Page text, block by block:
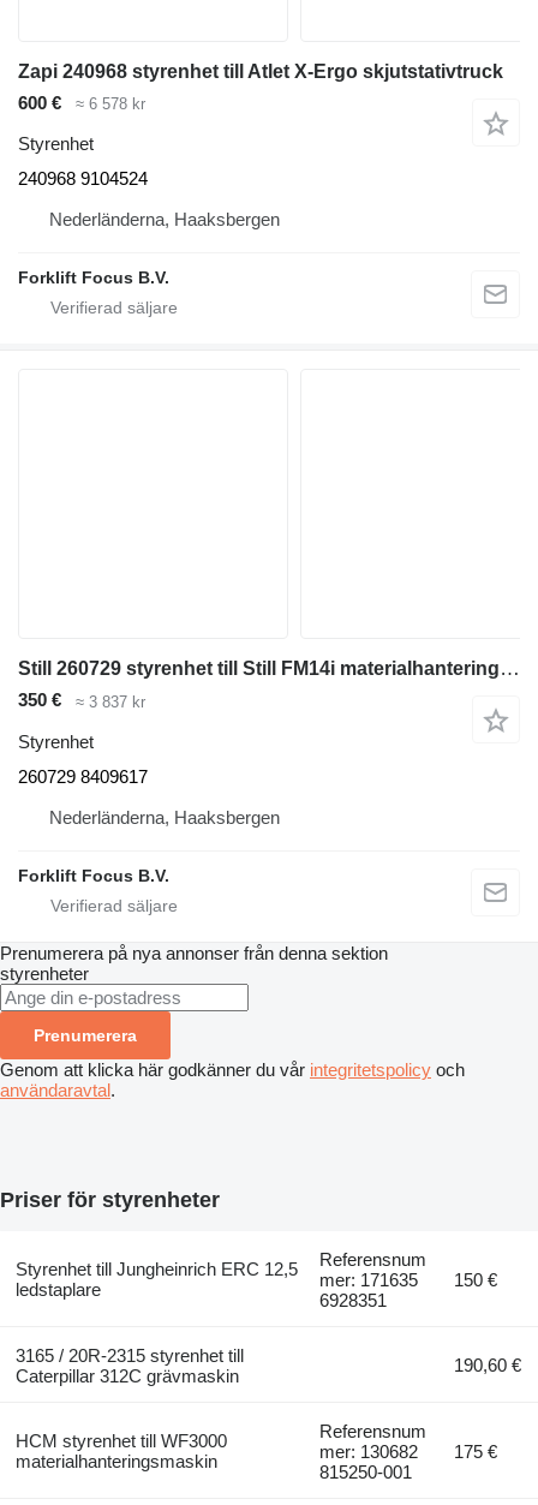
Zapi 240968 styrenhet till Atlet X-Ergo skjutstativtruck
600 €
≈ 6 578 kr
Styrenhet
240968 9104524
Nederländerna, Haaksbergen
Forklift Focus B.V.
Still 260729 styrenhet till Still FM14i materialhanteringsmaskin
350 € ≈ 3 837 kr
Styrenhet
260729 8409617
Nederländerna, Haaksbergen
Forklift Focus B.V.
Prenumerera på nya annonser från denna sektion
styrenheter
Prenumerera
Genom att klicka här godkänner du vår integritetspolicy och
användaravtal.
Priser för styrenheter
Styrenhet till Jungheinrich ERC 12,5
ledstaplare
Referensnum
mer: 171635
6928351
150 €
3165 / 20R-2315 styrenhet till
Caterpillar 312C grävmaskin
190,60 €
HCM styrenhet till WF3000
materialhanteringsmaskin
Referensnum
mer: 130682
815250-001
175 €